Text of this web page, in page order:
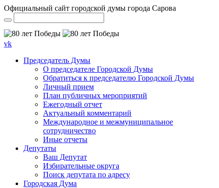
Официальный сайт городской думы города Сарова
vk
Председатель Думы
О председателе Городской Думы
Обратиться к председателю Городской Думы
Личный прием
План публичных мероприятий
Ежегодный отчет
Актуальный комментарий
Международное и межмуниципальное
сотрудничество
Иные отчеты
Депутаты
Ваш Депутат
Избирательные округа
Поиск депутата по адресу
Городская Дума